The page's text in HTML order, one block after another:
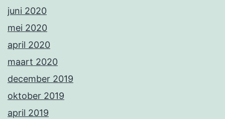
juni 2020
mei 2020
april 2020
maart 2020
december 2019
oktober 2019
april 2019